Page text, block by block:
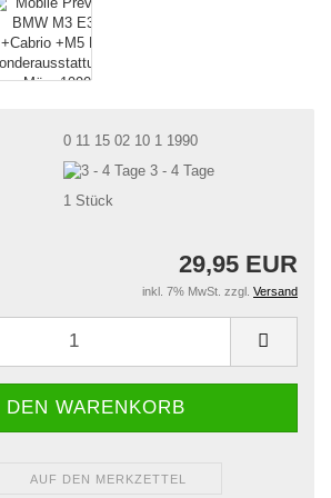
0 11 15 02 10 1 1990
3 - 4 Tage
1 Stück
29,95 EUR
inkl. 7% MwSt. zzgl. Versand
AUF DEN MERKZETTEL